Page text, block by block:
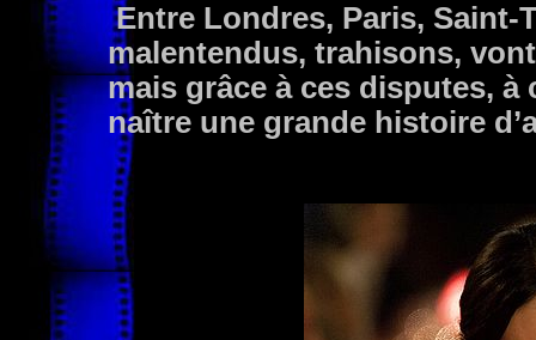
Entre Londres, Paris, Saint-
malentendus, trahisons,
mais grâce à ces disputes,
naître une grande histoire